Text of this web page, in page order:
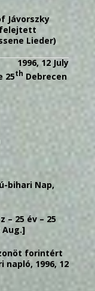
Jávorszky
Lieder)
1996, 12 July
25th Debrecen
bihari Nap,
– 25 év – 25
Aug.]
forintért
napló, 1996, 12